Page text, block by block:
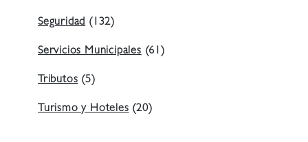
Seguridad (132)
Servicios Municipales (61)
Tributos (5)
Turismo y Hoteles (20)